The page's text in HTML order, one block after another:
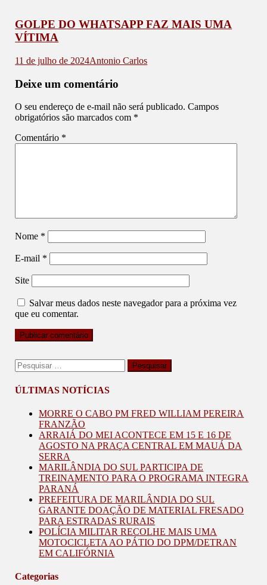
GOLPE DO WHATSAPP FAZ MAIS UMA
VÍTIMA
11 de julho de 2024Antonio Carlos
Deixe um comentário
O seu endereço de e-mail não será publicado. Campos
obrigatórios são marcados com *
Comentário *
Nome *
E-mail *
Site
Salvar meus dados neste navegador para a próxima vez
que eu comentar.
Pesquisar
por:
ÚLTIMAS NOTÍCIAS
MORRE O CABO PM FRED WILLIAM PEREIRA
FRANZÃO
ARRAIÁ DO MEI ACONTECE EM 15 E 16 DE
AGOSTO NA PRAÇA CENTRAL EM MAUÁ DA
SERRA
MARILÂNDIA DO SUL PARTICIPA DE
TREINAMENTO PARA O PROGRAMA INTEGRA
PARANÁ
PREFEITURA DE MARILÂNDIA DO SUL
GARANTE DOAÇÃO DE MATERIAL FRESADO
PARA ESTRADAS RURAIS
POLÍCIA MILITAR RECOLHE MAIS UMA
MOTOCICLETA AO PÁTIO DO DPM/DETRAN
EM CALIFÓRNIA
Categorias